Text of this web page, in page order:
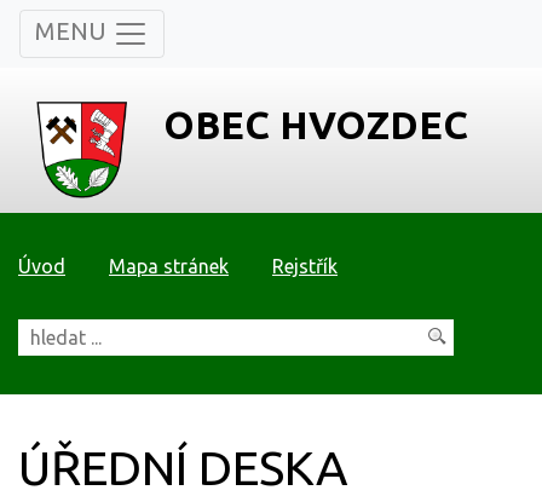
MENU
OBEC HVOZDEC
Úvod Mapa stránek Rejstřík
ÚŘEDNÍ DESKA